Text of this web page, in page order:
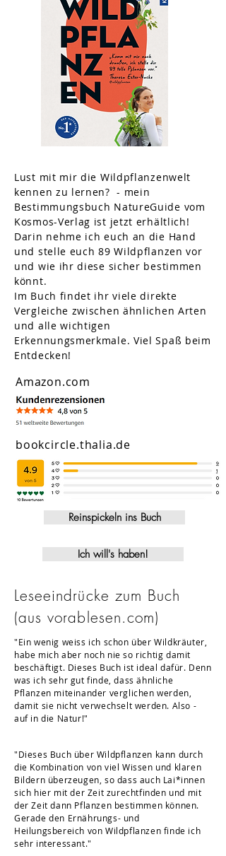
Lust mit mir die Wildpflanzenwelt
kennen zu lernen? - mein
Bestimmungsbuch NatureGuide vom
Kosmos-Verlag ist jetzt erhältlich!
Darin nehme ich euch an die Hand
und stelle euch 89 Wildpflanzen vor
und wie ihr diese sicher bestimmen
könnt.
Im Buch findet ihr viele direkte
Vergleiche zwischen ähnlichen Arten
und alle wichtigen
Erkennungsmerkmale. Viel Spaß beim
Entdecken!
Amazon.com
bookcircle.thalia.de
Reinspickeln ins Buch
Ich will's haben!
Leseeindrücke zum Buch
(aus vorablesen.com)
"Ein wenig weiss ich schon über Wildkräuter,
habe mich aber noch nie so richtig damit
beschäftigt. Dieses Buch ist ideal dafür. Denn
was ich sehr gut finde, dass ähnliche
Pflanzen miteinander verglichen werden,
damit sie nicht verwechselt werden. Also -
auf in die Natur!"
"Dieses Buch über Wildpflanzen kann durch
die Kombination von viel Wissen und klaren
Bildern überzeugen, so dass auch Lai*innen
sich hier mit der Zeit zurechtfinden und mit
der Zeit dann Pflanzen bestimmen können.
Gerade den Ernährungs- und
Heilungsbereich von Wildpflanzen finde ich
sehr interessant."